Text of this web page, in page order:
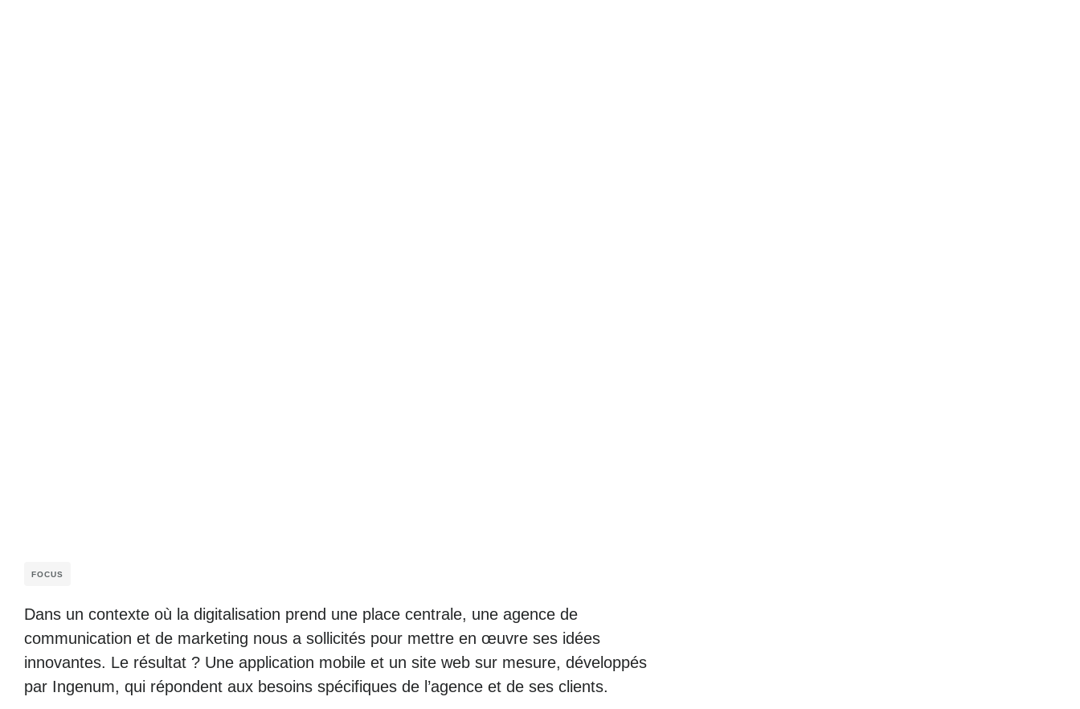
FOCUS
Dans un contexte où la digitalisation prend une place centrale, une agence de
communication et de marketing nous a sollicités pour mettre en œuvre ses idées
innovantes. Le résultat ? Une application mobile et un site web sur mesure, développés
par Ingenum, qui répondent aux besoins spécifiques de l’agence et de ses clients.